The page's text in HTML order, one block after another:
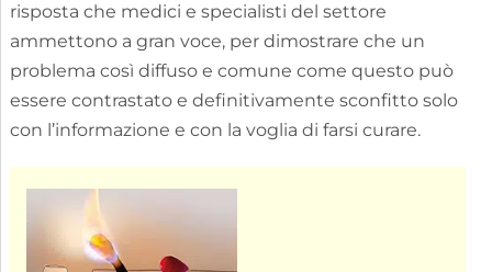
risposta che medici e specialisti del settore
ammettono a gran voce, per dimostrare che un
problema così diffuso e comune come questo può
essere contrastato e definitivamente sconfitto solo
con l’informazione e con la voglia di farsi curare.